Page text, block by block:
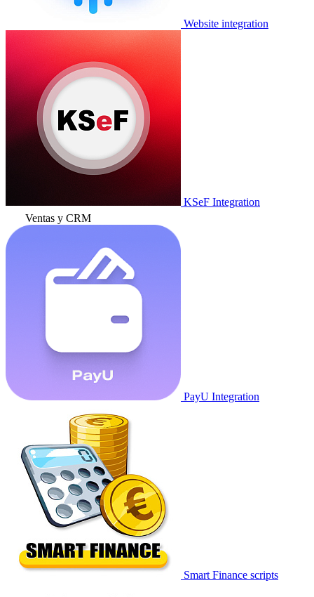
Website integration
KSeF Integration
Ventas y CRM
PayU Integration
Smart Finance scripts